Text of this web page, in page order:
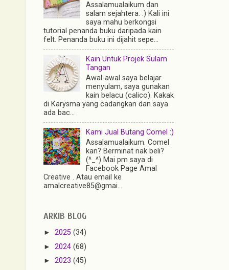
Assalamualaikum dan
salam sejahtera. :) Kali ini
saya mahu berkongsi
tutorial penanda buku daripada kain
felt. Penanda buku ini dijahit sepe...
Kain Untuk Projek Sulam
Tangan
Awal-awal saya belajar
menyulam, saya gunakan
kain belacu (calico). Kakak
di Karysma yang cadangkan dan saya
ada bac...
Kami Jual Butang Comel :)
Assalamualaikum. Comel
kan? Berminat nak beli?
(^_^) Mai pm saya di
Facebook Page Amal
Creative . Atau email ke
amalcreative85@gmai...
ARKIB BLOG
► 2025 (34)
► 2024 (68)
► 2023 (45)